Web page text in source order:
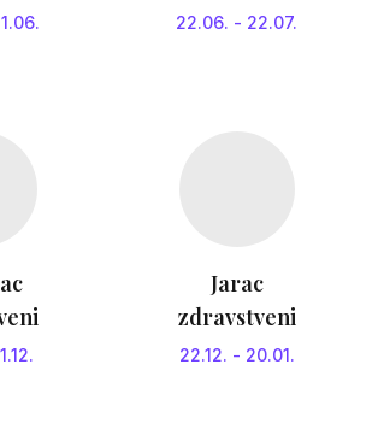
22.06. - 22.07.
Jarac
zdravstveni
22.12. - 20.01.